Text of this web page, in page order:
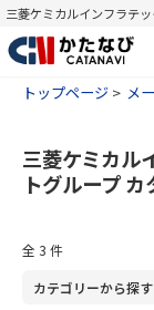
三菱ケミカルインフラテ
トップページ メ
三菱ケミカル
トグループ
全 3 件
カテゴリーから探す